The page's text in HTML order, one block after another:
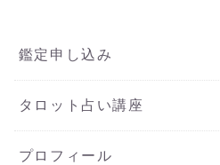
鑑定申し込み
タロット占い講座
プロフィール